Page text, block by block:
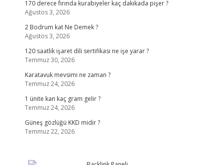
170 derece fırında kurabiyeler kaç dakikada pişer ?
Ağustos 3, 2026
2 Bodrum kat Ne Demek ?
Ağustos 3, 2026
120 saatlik işaret dili sertifikası ne işe yarar ?
Temmuz 30, 2026
Karatavuk mevsimi ne zaman ?
Temmuz 24, 2026
1 ünite kan kaç gram gelir ?
Temmuz 24, 2026
Güneş gözlüğü KKD midir ?
Temmuz 22, 2026